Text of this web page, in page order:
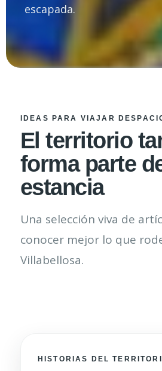
escapada.
IDEAS PARA VIAJAR
El territorio
forma parte
estancia
Una selección viva de
conocer mejor lo que
Villabellosa.
HISTORIAS DEL